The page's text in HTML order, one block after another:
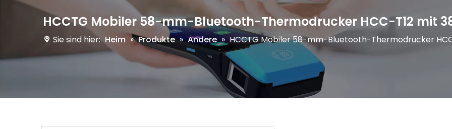
HCCTG Mobiler 58-mm-Bluetooth-Thermodrucker HCC-T12 mit
Sie sind hier: Heim » Produkte » Andere » HCCTG Mobiler 58-mm-Bluetooth-Thermodrucker